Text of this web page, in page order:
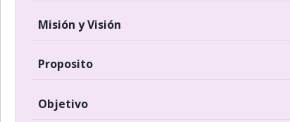
Misión y Visión
Proposito
Objetivo